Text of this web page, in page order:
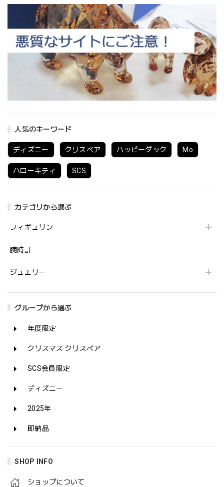
人気のキーワード
ディズニー クリスベア ハッピーダック Mo
ハローキティ SCS
カテゴリから選ぶ
フィギュリン
腕時計
ジュエリー
グループから選ぶ
年度限定
クリスマス クリスベア
SCS会員限定
ディズニー
2025年
即納品
SHOP INFO
ショップについて